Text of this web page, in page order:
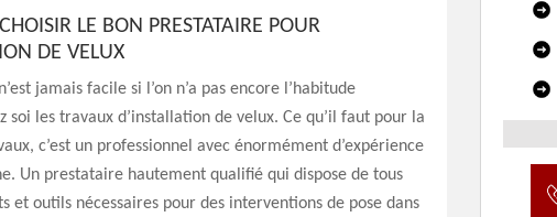
LE BON PRESTATAIRE POUR
DE VELUX
jamais facile si l’on n’a pas encore l’habitude
soi les travaux d’installation de velux. Ce qu’il faut pour la
c’est un professionnel avec énormément d’expérience
Un prestataire hautement qualifié qui dispose de tous
et outils nécessaires pour des interventions de pose dans